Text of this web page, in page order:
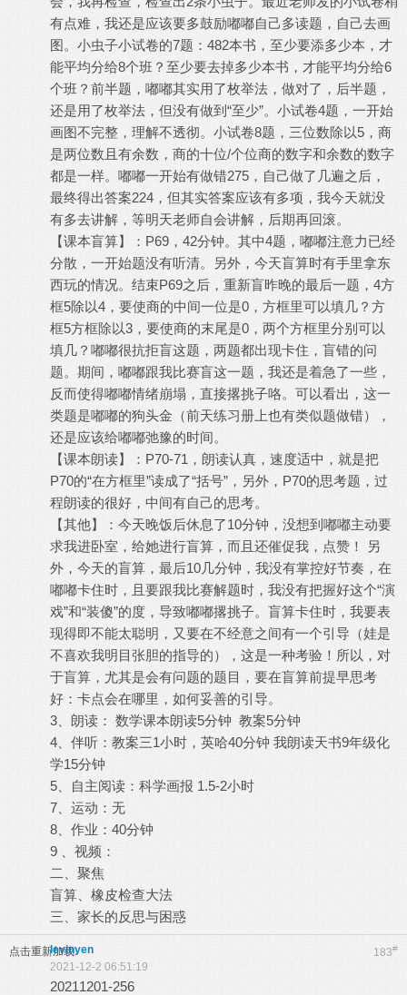
有点难，我还是应该要多鼓励嘟嘟自己多读题，自己去画
图。小虫子小试卷的7题：482本书，至少要添多少本，才
能平均分给8个班？至少要去掉多少本书，才能平均分给6
个班？前半题，嘟嘟其实用了枚举法，做对了，后半题，
还是用了枚举法，但没有做到“至少”。小试卷4题，一开始
画图不完整，理解不透彻。小试卷8题，三位数除以5，商
是两位数且有余数，商的十位/个位商的数字和余数的数字
都是一样。嘟嘟一开始有做错275，自己做了几遍之后，
最终得出答案224，但其实答案应该有多项，我今天就没
有多去讲解，等明天老师自会讲解，后期再回滚。
【课本盲算】：P69，42分钟。其中4题，嘟嘟注意力已经
分散，一开始题没有听清。另外，今天盲算时有手里拿东
西玩的情况。结束P69之后，重新盲昨晚的最后一题，4方
框5除以4，要使商的中间一位是0，方框里可以填几？方
框5方框除以3，要使商的末尾是0，两个方框里分别可以
填几？嘟嘟很抗拒盲这题，两题都出现卡住，盲错的问
题。期间，嘟嘟跟我比赛盲这一题，我还是着急了一些，
反而使得嘟嘟情绪崩塌，直接撂挑子咯。可以看出，这一
类题是嘟嘟的狗头金（前天练习册上也有类似题做错），
还是应该给嘟嘟弛豫的时间。
【课本朗读】：P70-71，朗读认真，速度适中，就是把
P70的“在方框里”读成了“括号”，另外，P70的思考题，过
程朗读的很好，中间有自己的思考。
【其他】：今天晚饭后休息了10分钟，没想到嘟嘟主动要
求我进卧室，给她进行盲算，而且还催促我，点赞！ 另
外，今天的盲算，最后10几分钟，我没有掌控好节奏，在
嘟嘟卡住时，且要跟我比赛解题时，我没有把握好这个“演
戏”和“装傻”的度，导致嘟嘟撂挑子。盲算卡住时，我要表
现得即不能太聪明，又要在不经意之间有一个引导（娃是
不喜欢我明目张胆的指导的），这是一种考验！所以，对
于盲算，尤其是会有问题的题目，要在盲算前提早思考
好：卡点会在哪里，如何妥善的引导。
3、朗读： 数学课本朗读5分钟 教案5分钟
4、伴听：教案三1小时，英哈40分钟 我朗读天书9年级化
学15分钟
5、自主阅读：科学画报 1.5-2小时
7、运动：无
8、作业：40分钟
9 、视频：
二、聚焦
盲算、橡皮检查大法
三、家长的反思与困惑
点击重新加载 183#
levinyen
2021-12-2 06:51:19
20211201-256